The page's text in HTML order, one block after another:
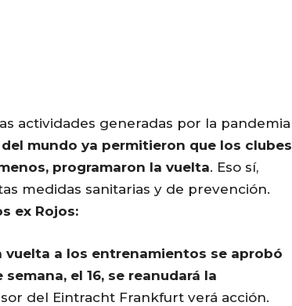
actividades generadas por la pandemia
mundo ya permitieron que los clubes
programaron la vuelta. Eso sí,
medidas sanitarias y de prevención.
ex Rojos:
vuelta a los entrenamientos se aprobó
el 16, se reanudará la
del Eintracht Frankfurt verá acción.